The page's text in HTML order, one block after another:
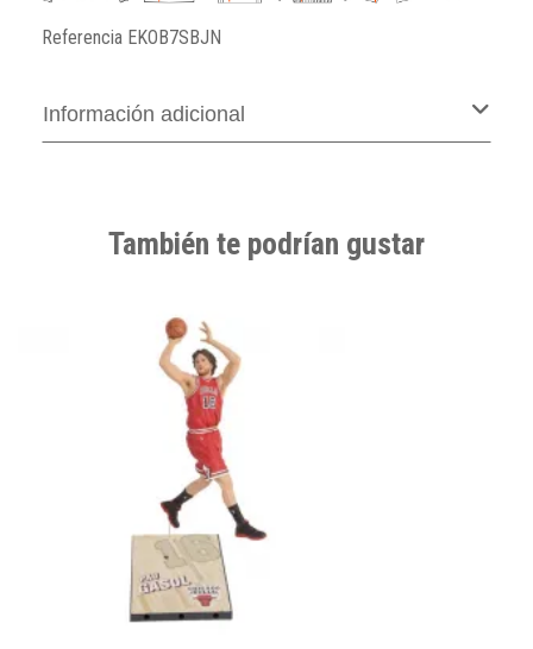
Referencia EKOB7SBJN
Información adicional
También te podrían gustar